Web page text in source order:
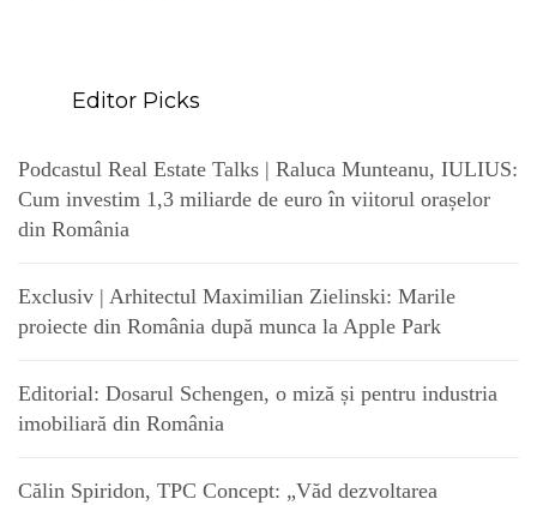
Editor Picks
Podcastul Real Estate Talks | Raluca Munteanu, IULIUS:
Cum investim 1,3 miliarde de euro în viitorul orașelor
din România
Exclusiv | Arhitectul Maximilian Zielinski: Marile
proiecte din România după munca la Apple Park
Editorial: Dosarul Schengen, o miză și pentru industria
imobiliară din România
Călin Spiridon, TPC Concept: „Văd dezvoltarea